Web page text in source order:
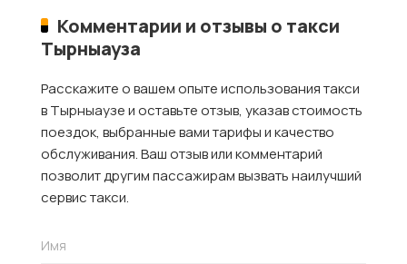
Комментарии и отзывы о такси
Тырныауза
Расскажите о вашем опыте использования такси
в Тырныаузе и оставьте отзыв, указав стоимость
поездок, выбранные вами тарифы и качество
обслуживания. Ваш отзыв или комментарий
позволит другим пассажирам вызвать наилучший
сервис такси.